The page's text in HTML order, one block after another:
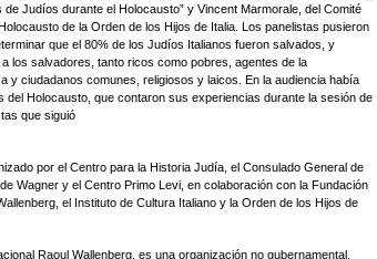
Judíos durante el Holocausto” y Vincent Marmorale, del Comité
de la Orden de los Hijos de Italia. Los panelistas pusieron
que el 80% de los Judíos Italianos fueron salvados, y
los salvadores, tanto ricos como pobres, agentes de la
y ciudadanos comunes, religiosos y laicos. En la audiencia había
del Holocausto, que contaron sus experiencias durante la sesión de
que siguió
por el Centro para la Historia Judía, el Consulado General de
Wagner y el Centro Primo Levi, en colaboración con la Fundación
el Instituto de Cultura Italiano y la Orden de los Hijos de
Raoul Wallenberg, es una organización no gubernamental,